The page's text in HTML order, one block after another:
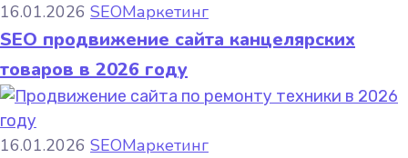
16.01.2026 SEOМаркетинг
SEO продвижение сайта канцелярских
товаров в 2026 году
16.01.2026 SEOМаркетинг